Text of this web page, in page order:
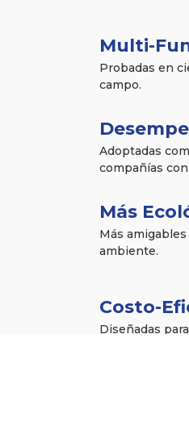
Multi-
Probadas en
campo.
Adoptadas
compañías
Más
Más
ambiente.
Costo-
Diseñadas